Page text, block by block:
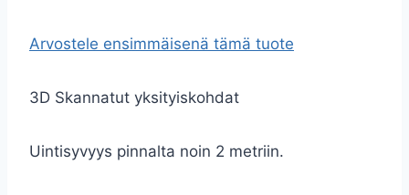
Arvostele ensimmäisenä tämä tuote
3D Skannatut yksityiskohdat
Uintisyvyys pinnalta noin 2 metriin.